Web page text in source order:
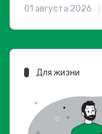
01 августа 2026
Для жизни